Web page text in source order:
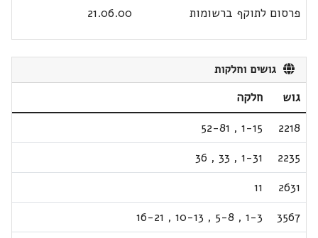
פרסום לתוקף ברשומות
21.06.00
גושים וחלקות
גוש
חלקה
2218
1-15
,
52-81
2235
1-31
,
33
,
36
2631
11
3567
1-3
,
5-8
,
10-13
,
16-21